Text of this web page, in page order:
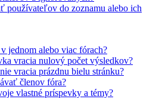
používateľov do zoznamu alebo ich
jednom alebo viac fórach?
vracia nulový počet výsledkov?
vracia prázdnu bielu stránku?
členov fóra?
vlastné príspevky a témy?